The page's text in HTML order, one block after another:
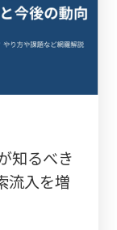
知るべき
流入を増